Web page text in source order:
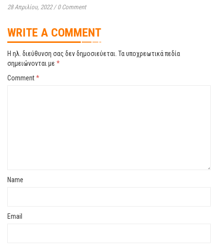
28 Απριλίου, 2022 / 0 Comment
WRITE A COMMENT
Η ηλ. διεύθυνση σας δεν δημοσιεύεται. Τα υποχρεωτικά πεδία
σημειώνονται με *
Comment*
Name
Email